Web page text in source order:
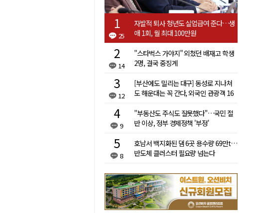
25
자발적 퇴사 청년도 실업급여 준다…생
애 1회, 월 최대 100만원
14
"스타벅스 가야지" 외쳤던 배재고 학생
2명, 결국 중징계
12
[부산에도 밀리는 대구] 동성로 지나쳐
도 해운대는 꼭 간다, 외국인 관광객 16
9
"부동산도 주식도 잘못했다"…국민 절
반 이상, 정부 경제정책 '부정'
8
호남서 백지화된 댐 6곳 용수량 69만t…
반도체 클러스터 필요량 넘는다